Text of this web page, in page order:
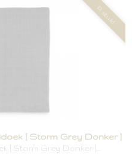
P. stuk!
[ Storm Grey Donker ]
[ Storm Grey Donker ]…